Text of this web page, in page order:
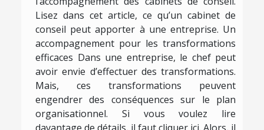
Lisez dans cet article, ce qu’un cabinet de
conseil peut apporter à une entreprise. Un
accompagnement pour les transformations
efficaces Dans une entreprise, le chef peut
avoir envie d’effectuer des transformations.
Mais, ces transformations peuvent
engendrer des conséquences sur le plan
organisationnel. Si vous voulez lire